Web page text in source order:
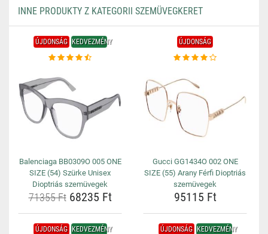
INNE PRODUKTY Z KATEGORII SZEMÜVEGKERET
ÚJDONSÁG KEDVEZMÉNY
Balenciaga BB0309O 005 ONE
SIZE (54) Szürke Unisex
Dioptriás szemüvegek
71355 Ft68235 Ft
ÚJDONSÁG
Gucci GG1434O 002 ONE
SIZE (55) Arany Férfi Dioptriás
szemüvegek
95115 Ft
ÚJDONSÁG KEDVEZMÉNY ÚJDONSÁG KEDVEZMÉNY